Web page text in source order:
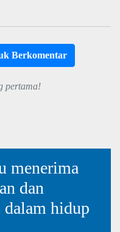
Berkomentar
pertama!
menerima
dan
hidup